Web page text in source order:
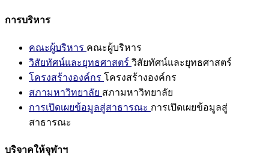
การบริหาร
คณะผู้บริหาร คณะผู้บริหาร
วิสัยทัศน์และยุทธศาสตร์ วิสัยทัศน์และยุทธศาสตร์
โครงสร้างองค์กร โครงสร้างองค์กร
สภามหาวิทยาลัย สภามหาวิทยาลัย
การเปิดเผยข้อมูลสู่สาธารณะ การเปิดเผยข้อมูลสู่
สาธารณะ
บริจาคให้จุฬาฯ